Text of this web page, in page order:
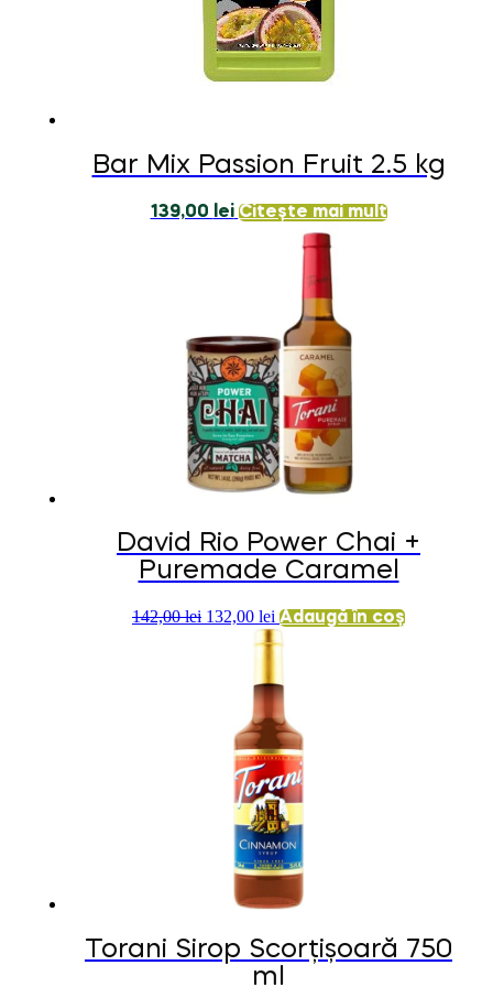
Bar Mix Passion Fruit 2.5 kg
139,00 lei Citește mai mult
David Rio Power Chai +
Puremade Caramel
142,00lei Prețul
142,00 lei.
132,00 lei Prețul
curent
este:
Adaugă în coș
Torani Sirop Scorțișoară 750
ml